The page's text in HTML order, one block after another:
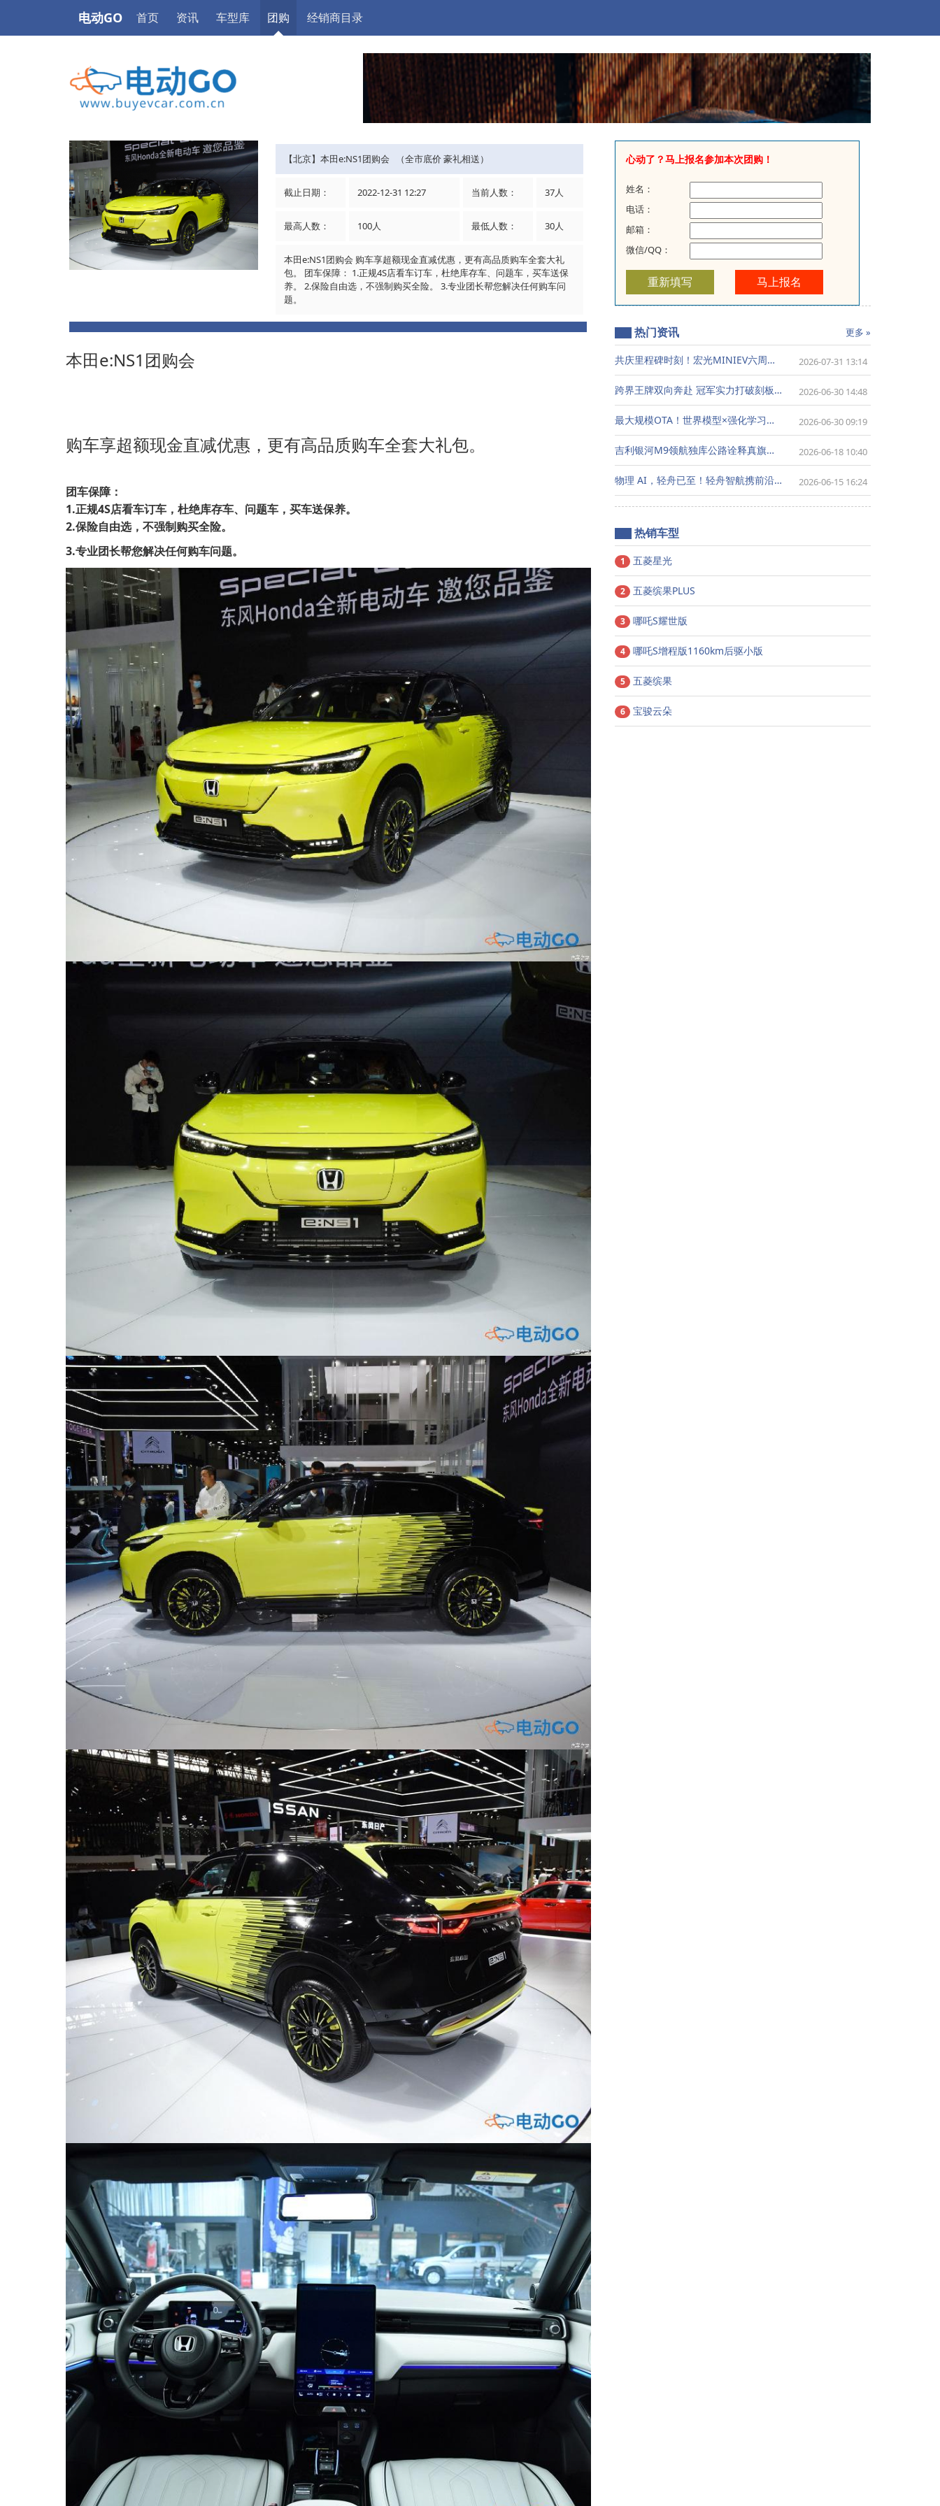
电动GO 首页 资讯 车型库 团购 经销商目录
【北京】本田e:NS1团购会 （全市底价 豪礼相送）
截止日期： 2022-12-31 12:27 当前人数： 37人
最高人数： 100人 最低人数： 30人
本田e:NS1​团购会 购车享超额现金直减优惠，更有高品质购车全套大礼
包。 团车保障： 1.正规4S店看车订车，杜绝库存车、问题车，买车送保
养。 2.保险自由选，不强制购买全险。 3.专业团长帮您解决任何购车问
题。
本田e:NS1 团购会
购车享超额现金直减优惠，更有高品质购车全套大礼包。
团车保障：
1.正规4S店看车订车，杜绝库存车、问题车，买车送保养。
2.保险自由选，不强制购买全险。
3.专业团长帮您解决任何购车问题。
心动了？马上报名参加本次团购！
姓名：
电话：
邮箱：
微信/QQ：
热门资讯 更多 »
共庆里程碑时刻！宏光MINIEV六周年暨五菱代步车300万用户盛典8月7日将登陆成都 2026-07-31 13:14
跨界王牌双向奔赴 冠军实力打破刻板认知-张黎点赞吉利银河星耀7 MAX全能品质 2026-06-30 14:48
最大规模OTA！世界模型×强化学习，地平线HSD V2.0重构端到端上限 2026-06-30 09:19
吉利银河M9领航独库公路诠释真旗舰价值 2026-06-18 10:40
物理 AI，轻舟已至！轻舟智航携前沿物理AI技术亮相2026重庆国际车展 2026-06-15 16:24
热销车型
1 五菱星光
2 五菱缤果PLUS
3 哪吒S耀世版
4 哪吒S增程版1160km后驱小版
5 五菱缤果
6 宝骏云朵